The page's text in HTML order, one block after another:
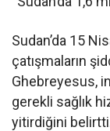
Sudan’da 15
çatışmaların
Ghebreyesus,
gerekli sağlık
yitirdiğini